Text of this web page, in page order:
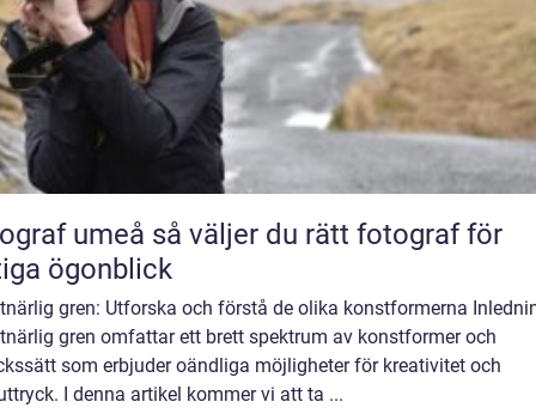
så väljer du rätt fotograf för
ögonblick
gren: Utforska och förstå de olika konstformerna
gren omfattar ett brett spektrum av konstformer och
som erbjuder oändliga möjligheter för kreativitet och
I denna artikel kommer vi att ta ...